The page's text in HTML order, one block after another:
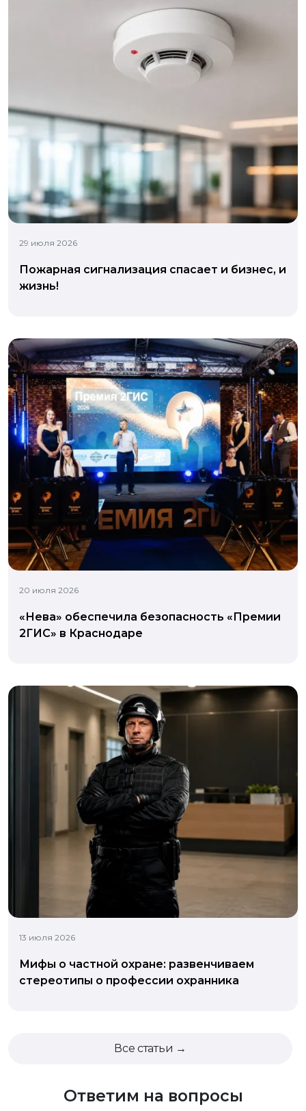
29 июля 2026
Пожарная сигнализация спасает и бизнес, и
жизнь!
20 июля 2026
«Нева» обеспечила безопасность «Премии
2ГИС» в Краснодаре
13 июля 2026
Мифы о частной охране: развенчиваем
стереотипы о профессии охранника
Все статьи →
Ответим на вопросы